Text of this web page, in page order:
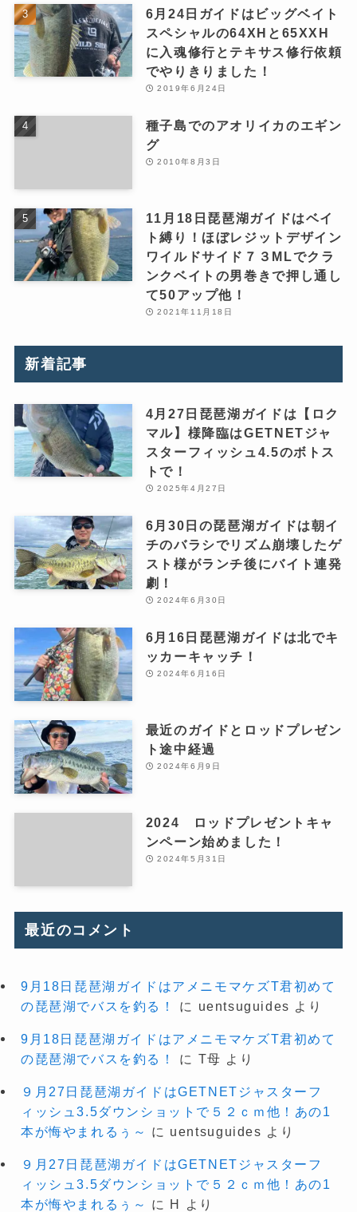
6月24日ガイドはビッグベイト
スペシャルの64XHと65XXH
に入魂修行とテキサス修行依頼
でやりきりました！
2019年6月24日
種子島でのアオリイカのエギン
グ
2010年8月3日
11月18日琵琶湖ガイドはベイ
ト縛り！ほぼレジットデザイン
ワイルドサイド７３MLでクラ
ンクベイトの男巻きで押し通し
て50アップ他！
2021年11月18日
新着記事
4月27日琵琶湖ガイドは【ロク
マル】様降臨はGETNETジャ
スターフィッシュ4.5のボトス
トで！
2025年4月27日
6月30日の琵琶湖ガイドは朝イ
チのバラシでリズム崩壊したゲ
スト様がランチ後にバイト連発
劇！
2024年6月30日
6月16日琵琶湖ガイドは北でキ
ッカーキャッチ！
2024年6月16日
最近のガイドとロッドプレゼン
ト途中経過
2024年6月9日
2024 ロッドプレゼントキャ
ンペーン始めました！
2024年5月31日
最近のコメント
9月18日琵琶湖ガイドはアメニモマケズT君初めて
の琵琶湖でバスを釣る！
に uentsuguides より
9月18日琵琶湖ガイドはアメニモマケズT君初めて
の琵琶湖でバスを釣る！
に T母 より
９月27日琵琶湖ガイドはGETNETジャスターフ
ィッシュ3.5ダウンショットで５２ｃｍ他！あの1
本が悔やまれるぅ～
に uentsuguides より
９月27日琵琶湖ガイドはGETNETジャスターフ
ィッシュ3.5ダウンショットで５２ｃｍ他！あの1
本が悔やまれるぅ～
に H より